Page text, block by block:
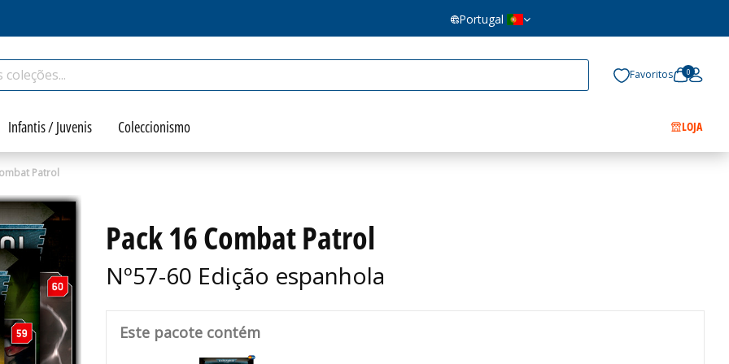
Portugal
Favoritos 0
Infantis / Juvenis Coleccionismo LOJA
Patrol
Pack 16 Combat Patrol
Nº57-60 Edição espanhola
Este pacote contém